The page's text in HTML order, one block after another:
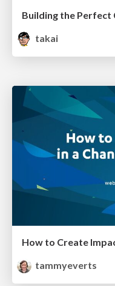
Building the Perfect
takai
tammyeverts